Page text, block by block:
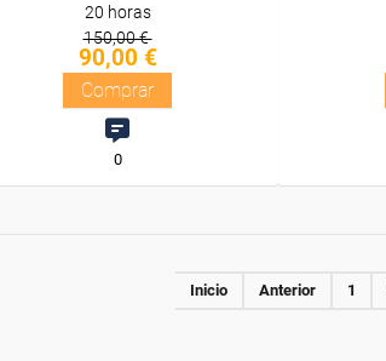
20 horas
150,00 €
90,00 €
Comprar
0
Inicio Anterior 1